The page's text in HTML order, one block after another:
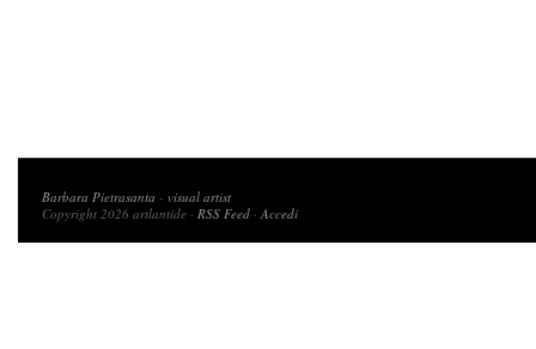
Barbara Pietrasanta - visual artist
Copyright 2026 artlantide · RSS Feed ·Accedi